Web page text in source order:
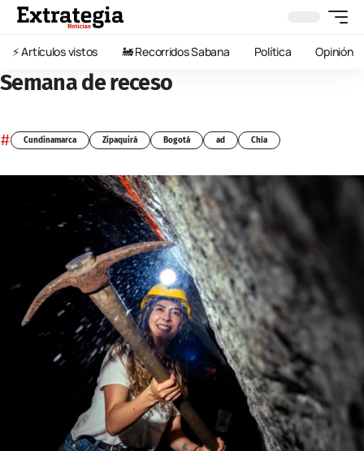
⚡️ Artículos vistos 🚂 Recorridos Sabana Política Opinión
Semana de receso
# Cundinamarca Zipaquirá Bogotá ad Chía